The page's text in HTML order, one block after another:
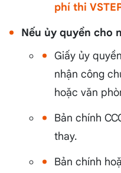
phí thi
Nếu ủy quyền cho
Giấy ủy
nhận công
hoặc văn
Bản chính
thay.
Bản chính